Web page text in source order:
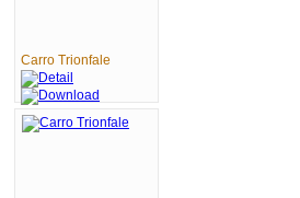
Carro Trionfale